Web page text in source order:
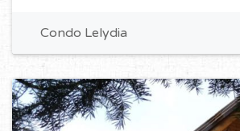
Condo Lelydia